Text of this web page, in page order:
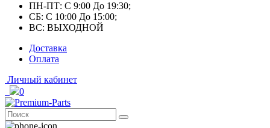
ПН-ПТ: С 9:00 До 19:30;
СБ: С 10:00 До 15:00;
ВС: ВЫХОДНОЙ
Доставка
Оплата
Личный кабинет
0